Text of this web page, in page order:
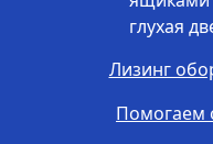
Лизинг
Помогаем